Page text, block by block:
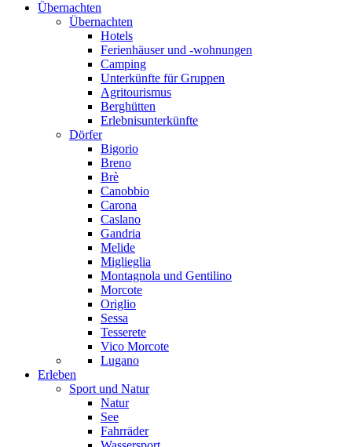
Übernachten
Übernachten
Hotels
Ferienhäuser und -wohnungen
Camping
Unterkünfte für Gruppen
Agritourismus
Berghütten
Erlebnisunterkünfte
Dörfer
Bigorio
Breno
Brè
Canobbio
Carona
Caslano
Gandria
Melide
Miglieglia
Montagnola und Gentilino
Morcote
Origlio
Sessa
Tesserete
Vico Morcote
Lugano
Erleben
Sport und Natur
Natur
See
Fahrräder